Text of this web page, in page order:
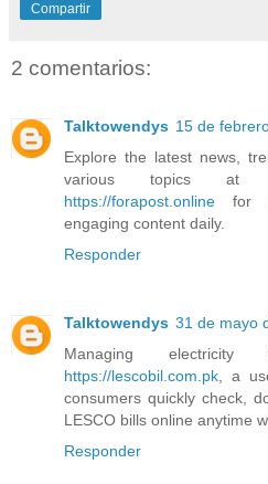
Compartir
2 comentarios:
Talktowendys 15 de
Explore the latest news,
various topics at
https://forapost.online for
engaging content daily.
Responder
Talktowendys 31 de mayo
Managing
https://lescobil.com.pk , a
consumers quickly check,
LESCO bills online anytime
Responder